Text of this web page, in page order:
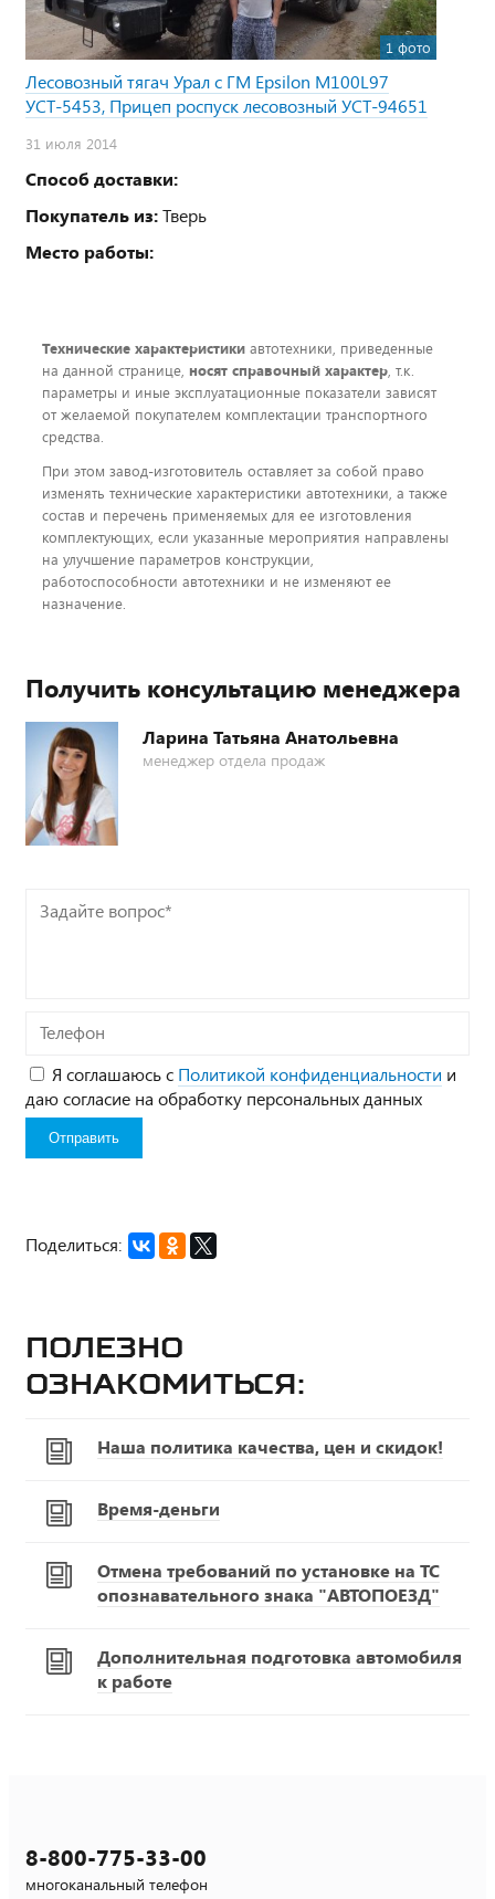
1 фото
Лесовозный тягач Урал с ГМ Epsilon M100L97
УСТ-5453, Прицеп роспуск лесовозный УСТ-94651
31 июля 2014
Способ доставки:
Покупатель из:Тверь
Место работы:
Технические характеристики автотехники, приведенные
на данной странице, носят справочный характер, т.к.
параметры и иные эксплуатационные показатели зависят
от желаемой покупателем комплектации транспортного
средства.
При этом завод-изготовитель оставляет за собой право
изменять технические характеристики автотехники, а также
состав и перечень применяемых для ее изготовления
комплектующих, если указанные мероприятия направлены
на улучшение параметров конструкции,
работоспособности автотехники и не изменяют ее
назначение.
Получить консультацию менеджера
Ларина Татьяна Анатольевна
менеджер отдела продаж
Задайте
Телефон
Я соглашаюсь с Политикой конфиденциальности и
даю согласие на обработку персональных данных
Поделиться:
Полезно
ознакомиться:
Наша политика качества, цен и скидок!
Время-деньги
Отмена требований по установке на ТС
опознавательного знака "АВТОПОЕЗД"
Дополнительная подготовка автомобиля
к работе
8-800-775-33-00
многоканальный телефон